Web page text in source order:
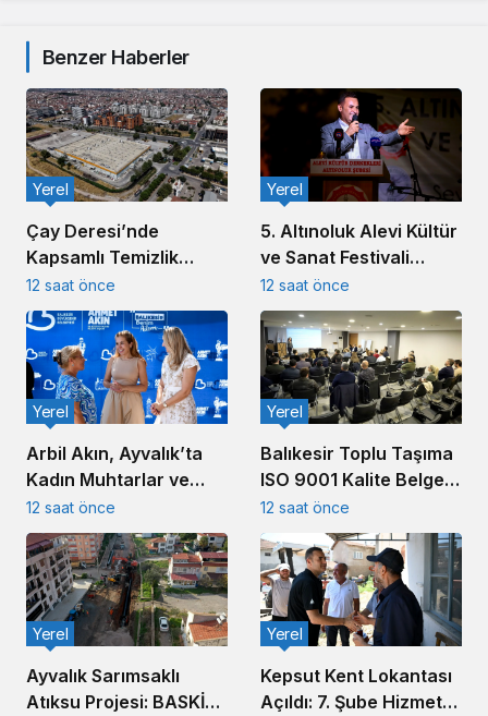
Benzer Haberler
Çay Deresi’nde
Kapsamlı Temizlik
Çalışması Başlatıldı
Yerel
12 saat önce
5. Altınoluk Alevi Kültür
ve Sanat Festivali
Başladı
Yerel
12 saat önce
Arbil Akın, Ayvalık’ta
Kadın Muhtarlar ve
Muhtar Eşleriyle
Buluştu
Yerel
12 saat önce
Balıkesir Toplu Taşıma
ISO 9001 Kalite Belgesi
Aldı
Yerel
12 saat önce
Ayvalık Sarımsaklı
Atıksu Projesi: BASKİ
Yerel
Kepsut Kent Lokantası
Açıldı: 7. Şube Hizmete
Yerel